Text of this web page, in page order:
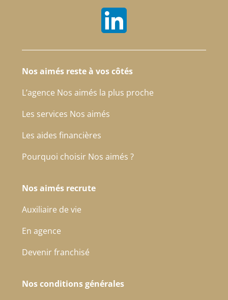
Nos aimés reste à vos côtés
L’agence Nos aimés la plus proche
Les services Nos aimés
Les aides financières
Pourquoi choisir Nos aimés ?
Nos aimés recrute
Auxiliaire de vie
En agence
Devenir franchisé
Nos conditions générales